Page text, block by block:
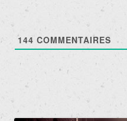
144 COMMENTAIRES